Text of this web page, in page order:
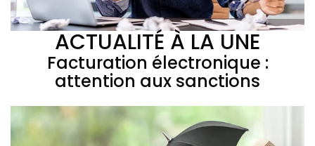
ACTUALITÉ À LA UNE
Facturation électronique :
attention aux sanctions